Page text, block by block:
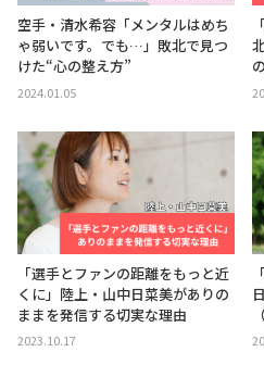
空手・清水希容「メンタルはめち
ゃ弱いです。でも…」敗北で見つ
けた“心の整え方”
2024.01.05
「選手とファンの距離をもっと近
くに」陸上・山中日菜美がありの
ままを発信する切実な理由
2023.10.17